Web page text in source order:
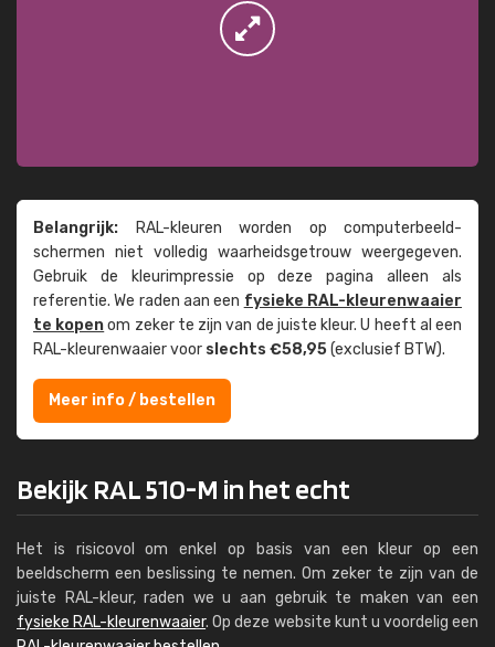
Belangrijk: RAL-kleuren worden op computer­beeld­
schermen niet volledig waarheids­­getrouw weer­gegeven.
Gebruik de kleur­impressie op deze pagina alleen als
referentie. We raden aan een fysieke RAL-kleuren­waaier
te kopenom zeker te zijn van de juiste kleur. U heeft al een
RAL-kleuren­waaier voor slechts €58,95(exclusief BTW).
Meer info / bestellen
Bekijk RAL 510-M in het echt
Het is risicovol om enkel op basis van een kleur op een
beeldscherm een beslissing te nemen. Om zeker te zijn van de
juiste RAL-kleur, raden we u aan gebruik te maken van een
fysieke RAL-kleurenwaaier. Op deze website kunt u voordelig een